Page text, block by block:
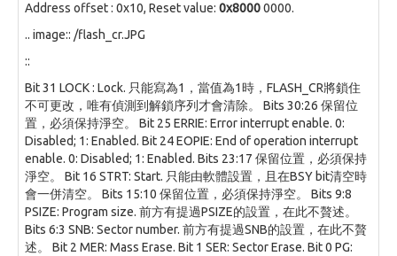
Address offset : 0x10, Reset value: 0x80000000.
.. image:: /flash_cr.JPG
::
Bit 31 LOCK : Lock. 只能寫為1，當值為1時，FLASH_CR將鎖住
不可更改，唯有偵測到解鎖序列才會清除。 Bits 30:26 保留位
置，必須保持淨空。 Bit 25 ERRIE: Error interrupt enable. 0:
Disabled; 1: Enabled. Bit 24 EOPIE: End of operation interrupt
enable. 0: Disabled; 1: Enabled. Bits 23:17 保留位置，必須保持
淨空。 Bit 16 STRT: Start. 只能由軟體設置，且在BSY bit清空時
會一併清空。 Bits 15:10 保留位置，必須保持淨空。 Bits 9:8
PSIZE: Program size. 前方有提過PSIZE的設置，在此不贅述。
Bits 6:3 SNB: Sector number. 前方有提過SNB的設置，在此不贅
述。 Bit 2 MER: Mass Erase. Bit 1 SER: Sector Erase. Bit 0 PG: